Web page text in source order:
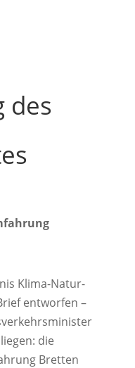
des
Klima-Natur-
entworfen –
die
Bretten